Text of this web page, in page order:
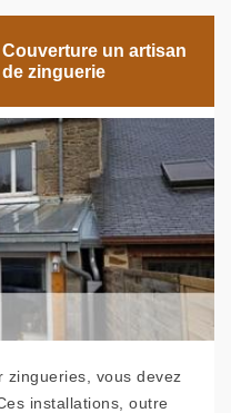
un artisan
zinguerie
zingueries, vous devez
installations, outre